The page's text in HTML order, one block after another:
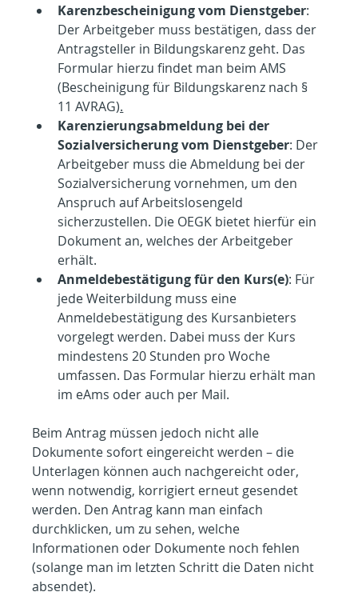
Karenzbescheinigung vom Dienstgeber:
Der Arbeitgeber muss bestätigen, dass der
Antragsteller in Bildungskarenz geht. Das
Formular hierzu findet man beim AMS
(Bescheinigung für Bildungskarenz nach §
11 AVRAG).
Karenzierungsabmeldung bei der
Sozialversicherung vom Dienstgeber: Der
Arbeitgeber muss die Abmeldung bei der
Sozialversicherung vornehmen, um den
Anspruch auf Arbeitslosengeld
sicherzustellen. Die OEGK bietet hierfür ein
Dokument an, welches der Arbeitgeber
erhält.
Anmeldebestätigung für den Kurs(e): Für
jede Weiterbildung muss eine
Anmeldebestätigung des Kursanbieters
vorgelegt werden. Dabei muss der Kurs
mindestens 20 Stunden pro Woche
umfassen. Das Formular hierzu erhält man
im eAms oder auch per Mail.
Beim Antrag müssen jedoch nicht alle
Dokumente sofort eingereicht werden – die
Unterlagen können auch nachgereicht oder,
wenn notwendig, korrigiert erneut gesendet
werden. Den Antrag kann man einfach
durchklicken, um zu sehen, welche
Informationen oder Dokumente noch fehlen
(solange man im letzten Schritt die Daten nicht
absendet).